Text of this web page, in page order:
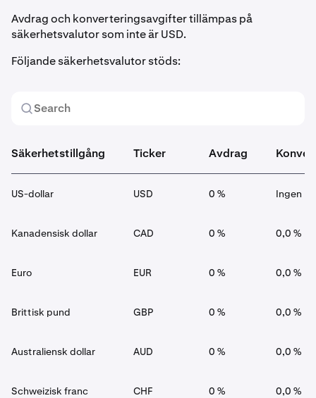
Avdrag och konverteringsavgifter tillämpas på
säkerhetsvalutor som inte är USD.
Följande säkerhetsvalutor stöds:
Säkerhetstillgång Ticker Avdrag
US-dollar USD 0 % Ingen
Kanadensisk dollar CAD 0 % 0,0 %
Euro EUR 0 % 0,0 %
Brittisk pund GBP 0 % 0,0 %
Australiensk dollar AUD 0 % 0,0 %
Schweizisk franc CHF 0 % 0,0 %